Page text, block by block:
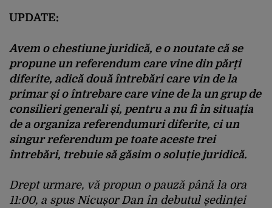
UPDATE:
Avem o chestiune juridică, e o noutate că se
propune un referendum care vine din părți
diferite, adică două întrebări care vin de la
primar și o întrebare care vine de la un grup de
consilieri generali și, pentru a nu fi în situația
de a organiza referendumuri diferite, ci un
singur referendum pe toate aceste trei
întrebări, trebuie să găsim o soluție juridică.
Drept urmare, vă propun o pauză până la ora
11:00, a spus Nicușor Dan în debutul ședinței